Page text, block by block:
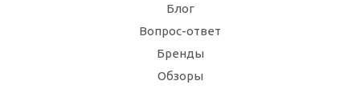
Блог
Вопрос-ответ
Бренды
Обзоры